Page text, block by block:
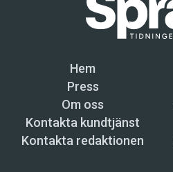
Hem
Press
Om oss
Kontakta kundtjänst
Kontakta redaktionen